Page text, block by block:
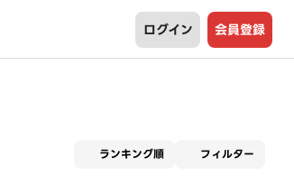
ログイン 会員登録
ランキング順 フィルター